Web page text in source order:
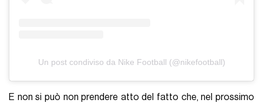
Un post condiviso da Nike Football (@nikefootball)
E non si può non prendere atto del fatto che, nel prossimo